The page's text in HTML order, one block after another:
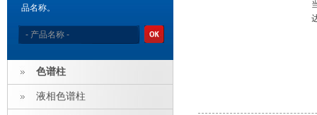
品名称。
色谱柱
液相色谱柱